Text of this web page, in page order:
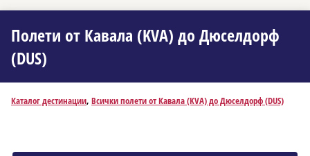
Полети от Кавала (KVA) до Дюселдорф
(DUS)
Каталог дестинации, Всички полети от Кавала (KVA) до Дюселдорф (DUS)